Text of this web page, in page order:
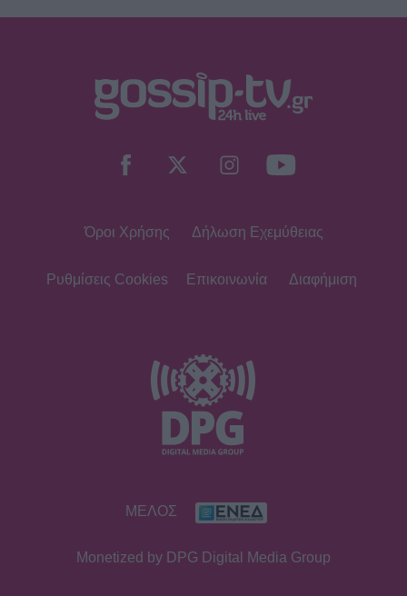
Όροι Χρήσης Δήλωση Εχεμύθειας
Ρυθμίσεις Cookies Επικοινωνία Διαφήμιση
ΜΕΛΟΣ
Monetized by DPG Digital Media Group